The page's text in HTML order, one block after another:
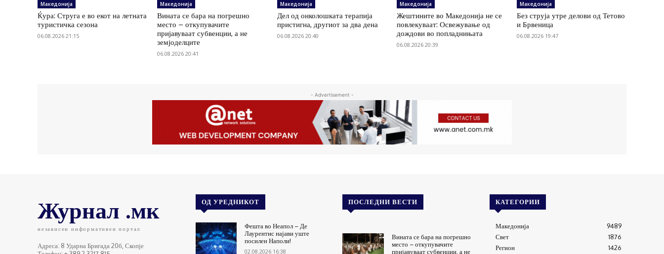
Македонија
Ќура: Струга е во екот на летната
туристичка сезона
06.08.2026 21:15
Македонија
Вината се бара на погрешно
место – откупувачите
пријавуваат субвенции, а не
земјоделците
06.08.2026 20:41
Македонија
Дел од онколошката терапија
пристигна, другиот за два дена
06.08.2026 20:40
Македонија
Жештините во Македонија не се
повлекуваат: Освежување од
дождови во попладнињата
06.08.2026 20:39
Македонија
Без струја утре делови од Тетово
и Брвеница
06.08.2026 19:47
- Advertisement -
Журнал .мк
независен информативен портал
Адреса: 8 Ударна Бригада 20б, Скопје
ОД УРЕДНИКОТ
Фешта во Неапол – Де
Лаурентис најави уште
посилен Наполи!
02.08.2026 16:38
ПОСЛЕДНИ ВЕСТИ
Вината се бара на погрешно
место – откупувачите
пријавуваат субвенции, а не
КАТЕГОРИИ
Македонија
9489
Свет
1876
Регион
1426